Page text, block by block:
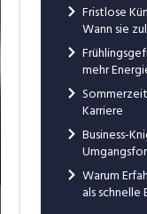
Fristlose
Wann sie
mehr
Karriere
Business-
Warum
als schnelle